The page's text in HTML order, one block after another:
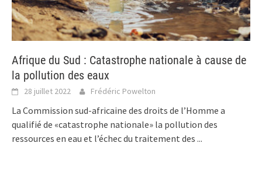
Afrique du Sud : Catastrophe nationale à cause de
la pollution des eaux
28 juillet 2022 Frédéric Powelton
La Commission sud-africaine des droits de l’Homme a
qualifié de «catastrophe nationale» la pollution des
ressources en eau et l’échec du traitement des ...